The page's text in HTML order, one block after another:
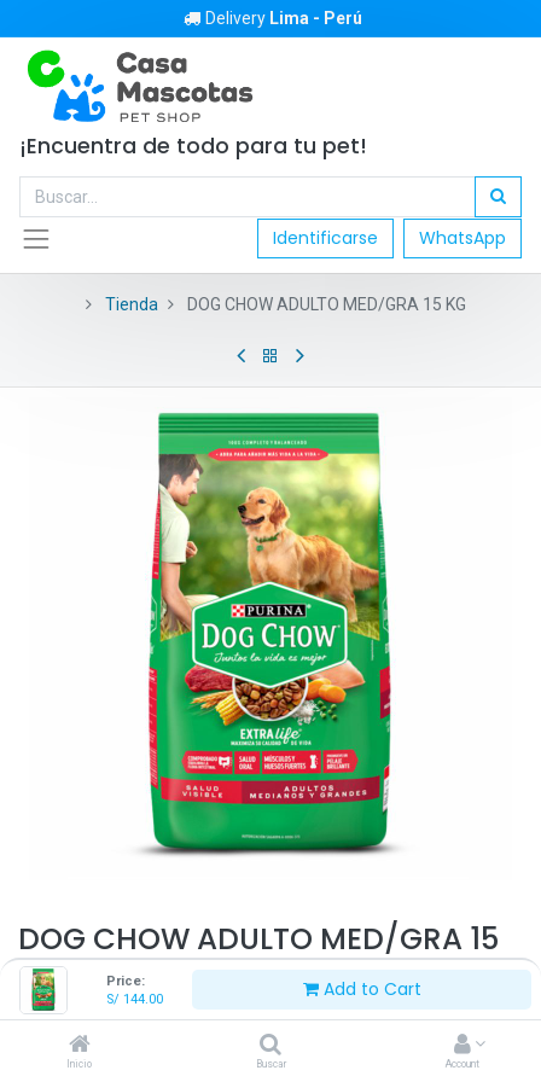
Price:
S/ 144.00 Add to Cart
Inicio Buscar Account
Delivery Lima - Perú
¡Encuentra de todo para tu pet!
Identificarse WhatsApp
Tienda DOG CHOW ADULTO MED/GRA 15 KG
DOG CHOW ADULTO MED/GRA 15
KG
144.00